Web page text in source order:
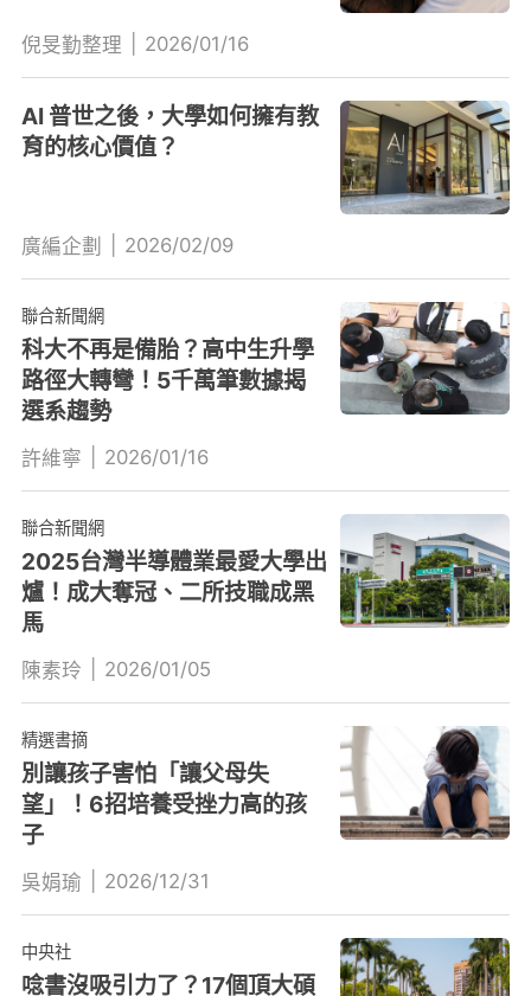
倪旻勤整理 2026/01/16
AI 普世之後，大學如何擁有教
育的核心價值？
廣編企劃 2026/02/09
聯合新聞網
科大不再是備胎？高中生升學
路徑大轉彎！5千萬筆數據揭
選系趨勢
許維寧 2026/01/16
聯合新聞網
2025台灣半導體業最愛大學出
爐！成大奪冠、二所技職成黑
馬
陳素玲 2026/01/05
精選書摘
別讓孩子害怕「讓父母失
望」！6招培養受挫力高的孩
子
吳娟瑜 2026/12/31
中央社
唸書沒吸引力了？17個頂大碩